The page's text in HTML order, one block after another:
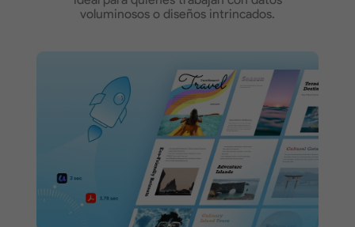
voluminosos o diseños intrincados.